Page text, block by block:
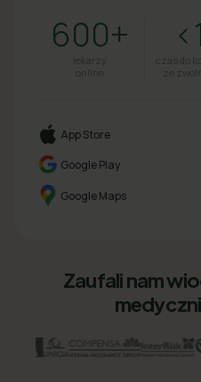
600+
lekarzy
online
czas do
ze
App Store
Google Play
Google Maps
Zaufali nam